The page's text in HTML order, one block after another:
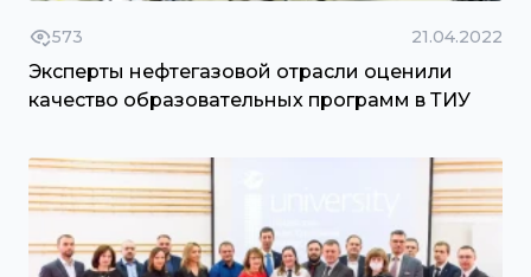
573 21.04.2022
Эксперты нефтегазовой отрасли оценили
качество образовательных программ в ТИУ